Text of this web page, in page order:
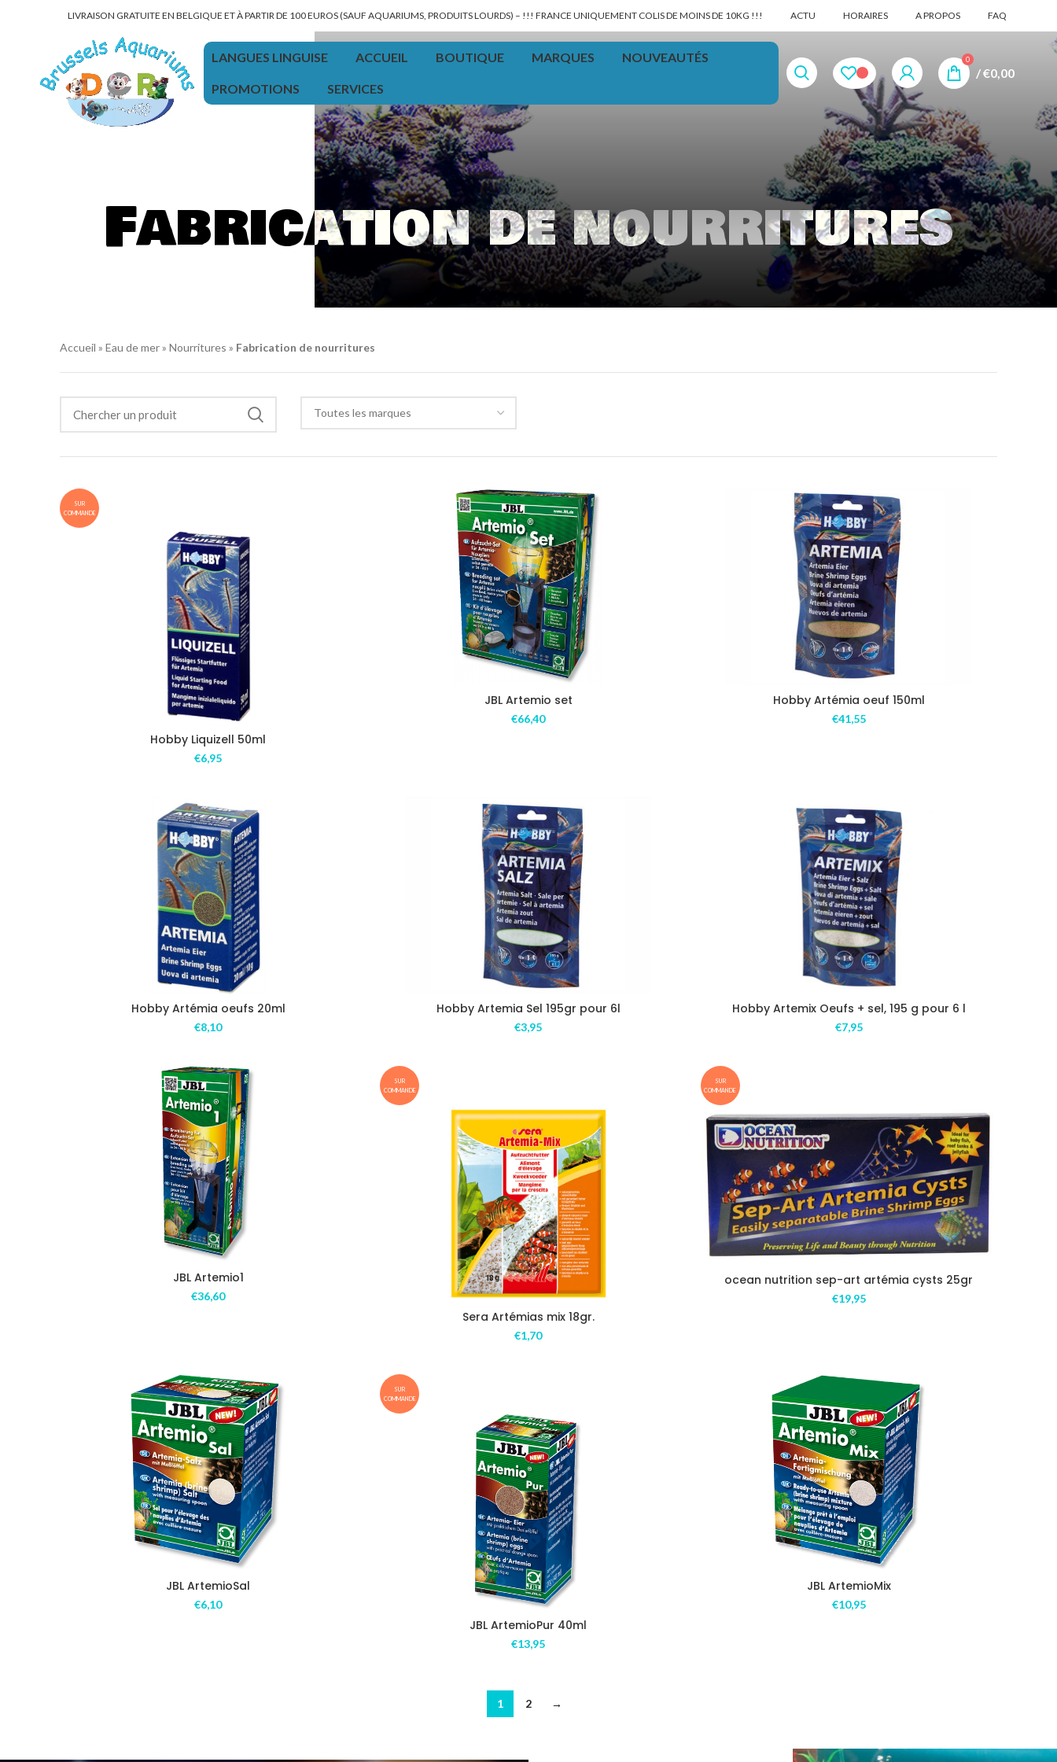
LIVRAISON GRATUITE EN BELGIQUE ET À PARTIR DE 100 EUROS (SAUF AQUARIUMS, PRODUITS LOURDS) – !!! FRANCE UNIQUEMENT COLIS DE MOINS DE 10KG !!! ACTU HORAIRES A PROPOS FAQ
LANGUES LINGUISE ACCUEIL BOUTIQUE MARQUES NOUVEAUTÉS
PROMOTIONS SERVICES
0
/€0,00
Fabrication de nourritures
Accueil » Eau de mer» Nourritures » Fabrication de nourritures
Toutes les marques
SUR
COMMANDE
Hobby Liquizell 50ml
€6,95
JBL Artemio set
€66,40
Hobby Artémia oeuf 150ml
€41,55
Hobby Artémia oeufs 20ml
€8,10
Hobby Artemia Sel 195gr pour 6l
€3,95
Hobby Artemix Oeufs + sel, 195 g pour 6 l
€7,95
JBL Artemio1
€36,60
SUR
COMMANDE
Sera Artémias mix 18gr.
€1,70
SUR
COMMANDE
ocean nutrition sep-art artémia cysts 25gr
€19,95
JBL ArtemioSal
€6,10
SUR
COMMANDE
JBL ArtemioPur 40ml
€13,95
JBL ArtemioMix
€10,95
1 2 →